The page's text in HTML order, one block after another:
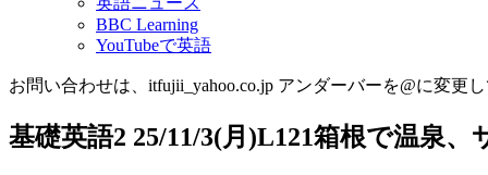
BBC Learning
YouTubeで英語
お問い合わせは、itfujii_yahoo.co.jp アンダーバーを@に変更し
基礎英語2 25/11/3(月)L121箱根で温泉、